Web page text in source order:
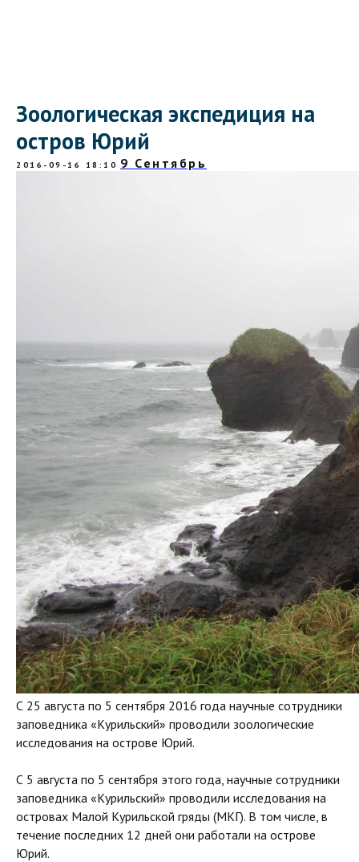
Зоологическая экспедиция на
остров Юрий
2016-09-16 18:10 9 Сентябрь
С 25 августа по 5 сентября 2016 года научные сотрудники
заповедника «Курильский» проводили зоологические
исследования на острове Юрий.
С 5 августа по 5 сентября этого года, научные сотрудники
заповедника «Курильский» проводили исследования на
островах Малой Курильской гряды (МКГ). В том числе, в
течение последних 12 дней они работали на острове
Юрий.